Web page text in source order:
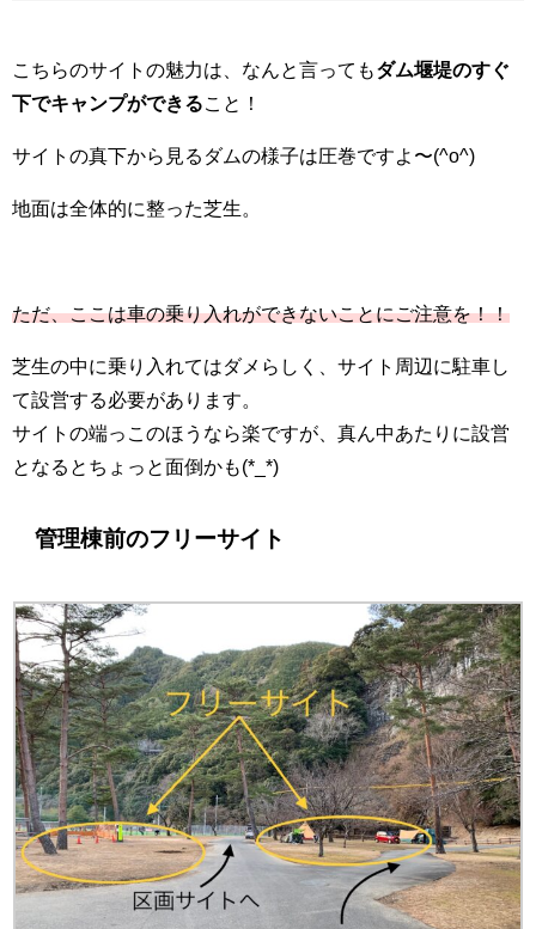
こちらのサイトの魅力は、なんと言ってもダム堰堤のすぐ
下でキャンプができる こと！
サイトの真下から見るダムの様子は圧巻ですよ〜(^o^)
地面は全体的に整った芝生。
ただ、ここは車の乗り入れができないことにご注意を！！
芝生の中に乗り入れてはダメらしく、サイト周辺に駐車し
て設営する必要があります。
サイトの端っこのほうなら楽ですが、真ん中あたりに設営
となるとちょっと面倒かも(*_*)
管理棟前のフリーサイト